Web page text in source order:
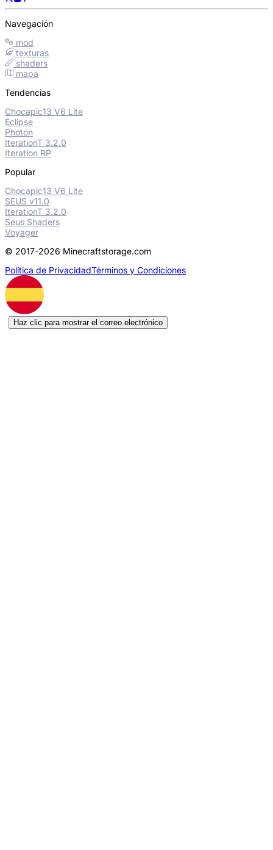
Navegación
mod
texturas
shaders
mapa
Tendencias
Chocapic13 V6 Lite
Eclipse
Photon
IterationT 3.2.0
Iteration RP
Popular
Chocapic13 V6 Lite
SEUS v11.0
IterationT 3.2.0
Seus Shaders
Voyager
© 2017-2026 Minecraftstorage.com
Política de PrivacidadTérminos y Condiciones
Haz clic para mostrar el correo electrónico